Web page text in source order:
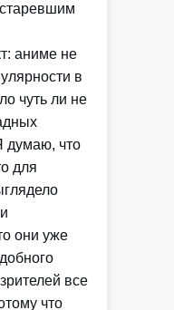
аниме не
в
чуть ли не
думаю, что
для
они уже
все
что